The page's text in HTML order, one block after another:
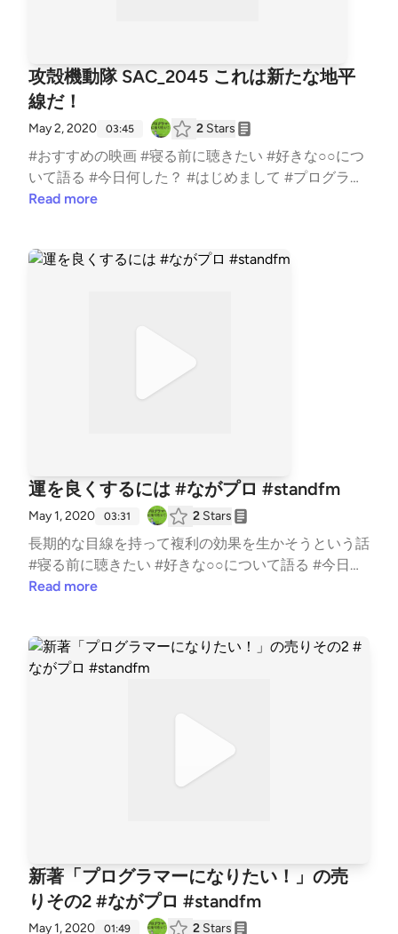
攻殻機動隊 SAC_2045 これは新たな地平
線だ！
May 2, 2020 03:45 2 Stars
#おすすめの映画 #寝る前に聴きたい #好きな○○につ
いて語る #今日何した？ #はじめまして #プログラミ
ング #転職 #勉強
Read more
運を良くするには #ながプロ #standfm
May 1, 2020 03:31 2 Stars
長期的な目線を持って複利の効果を生かそうという話
#寝る前に聴きたい #好きな○○について語る #今日何
した？ #はじめまして #プログラミング #転職 #勉強
Read more
新著「プログラマーになりたい！」の売
りその2 #ながプロ #standfm
May 1, 2020 01:49 2 Stars